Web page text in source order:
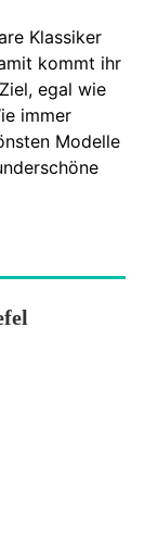
Klassiker
kommt ihr
egal wie
immer
Modelle